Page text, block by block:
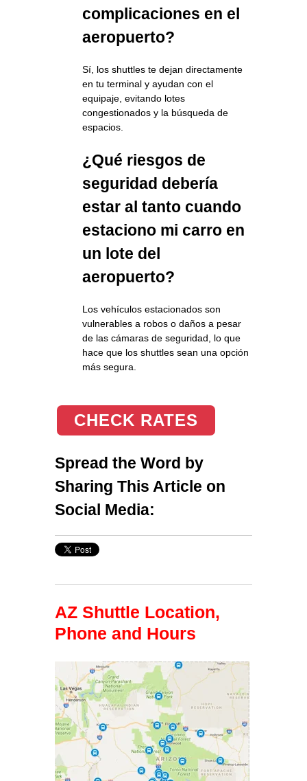
complicaciones en el
aeropuerto?
Sí, los shuttles te dejan directamente
en tu terminal y ayudan con el
equipaje, evitando lotes
congestionados y la búsqueda de
espacios.
¿Qué riesgos de
seguridad debería
estar al tanto cuando
estaciono mi carro en
un lote del
aeropuerto?
Los vehículos estacionados son
vulnerables a robos o daños a pesar
de las cámaras de seguridad, lo que
hace que los shuttles sean una opción
más segura.
CHECK RATES
Spread the Word by
Sharing This Article on
Social Media:
AZ Shuttle Location,
Phone and Hours